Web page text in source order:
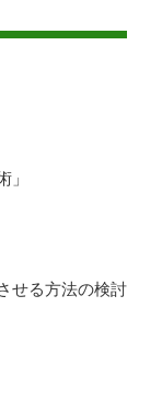
」
せる方法の検討